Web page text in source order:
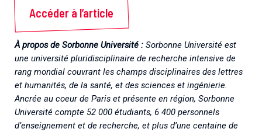
Accéder à l’article
À propos de Sorbonne Université : Sorbonne Université est
une université pluridisciplinaire de recherche intensive de
rang mondial couvrant les champs disciplinaires des lettres
et humanités, de la santé, et des sciences et ingénierie.
Ancrée au coeur de Paris et présente en région, Sorbonne
Université compte 52 000 étudiants, 6 400 personnels
d’enseignement et de recherche, et plus d’une centaine de